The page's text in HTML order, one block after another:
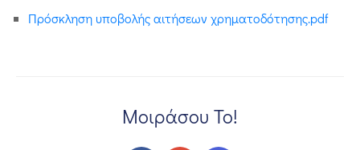
Πρόσκληση υποβολής αιτήσεων χρηματοδότησης.pdf
Μοιράσου Το!